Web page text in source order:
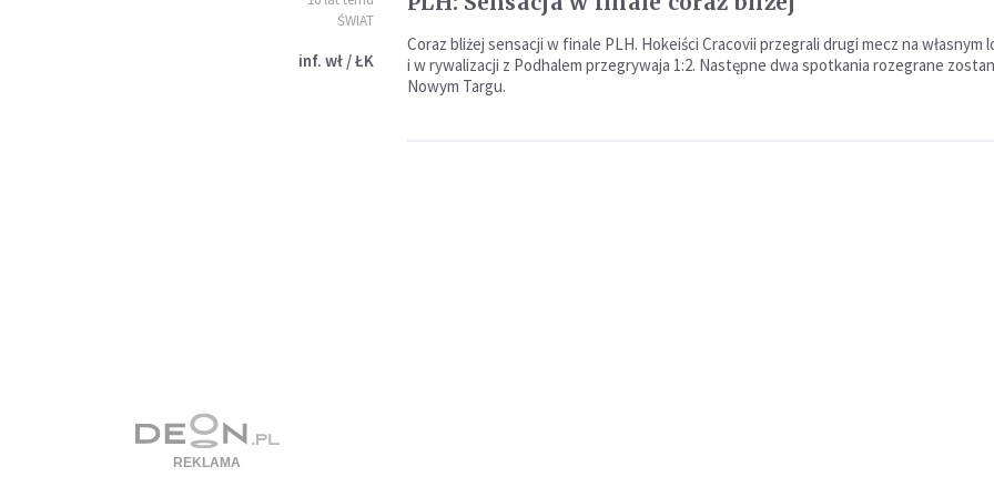
ŚWIAT
inf. wł / ŁK
Coraz bliżej sensacji w finale PLH. Hokeiści Cracovii przegrali drugi mecz na własnym
i w rywalizacji z Podhalem przegrywaja 1:2. Następne dwa spotkania rozegrane
Nowym Targu.